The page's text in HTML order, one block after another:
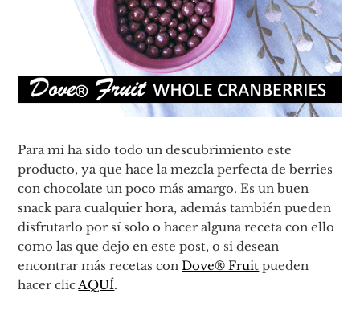
Para mi ha sido todo un descubrimiento este
producto, ya que hace la mezcla perfecta de berries
con chocolate un poco más amargo. Es un buen
snack para cualquier hora, además también pueden
disfrutarlo por sí solo o hacer alguna receta con ello
como las que dejo en este post, o si desean
encontrar más recetas conDove® Fruit pueden
hacer clicAQUÍ.